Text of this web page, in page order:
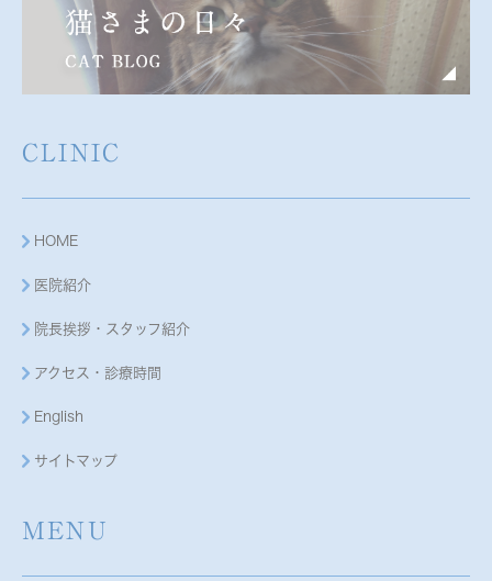
CLINIC
HOME
医院紹介
院長挨拶・スタッフ紹介
アクセス・診療時間
English
サイトマップ
MENU